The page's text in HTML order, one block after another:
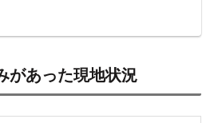
があった現地状況